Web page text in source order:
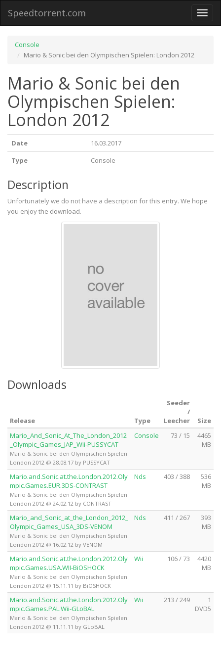
Toggle
Speedtorrent.com
Console
Mario & Sonic bei den Olympischen Spielen: London 2012
Mario & Sonic bei den
Olympischen Spielen:
London 2012
Date
16.03.2017
Type
Console
Description
Unfortunately we do not have a description for this entry. We hope
you enjoy the download.
Downloads
Release Type
Seeder
/
Leecher
Size
Mario_And_Sonic_At_The_London_2012
_Olympic_Games_JAP_Wii-PUSSYCAT
Mario & Sonic bei den Olympischen Spielen:
London 2012 @ 28.08.17 by PUSSYCAT
Console 73 / 15
4465
MB
Mario.and.Sonic.at.the.London.2012.Oly
mpic.Games.EUR.3DS-CONTRAST
Mario & Sonic bei den Olympischen Spielen:
London 2012 @ 24.02.12 by CONTRAST
Nds 403 / 388
536
MB
Mario_and_Sonic_at_the_London_2012_
Olympic_Games_USA_3DS-VENOM
Mario & Sonic bei den Olympischen Spielen:
London 2012 @ 16.02.12 by VENOM
Nds 411 / 267
393
MB
Mario.and.Sonic.at.the.London.2012.Oly
mpic.Games.USA.WII-BiOSHOCK
Mario & Sonic bei den Olympischen Spielen:
London 2012 @ 15.11.11 by BiOSHOCK
Wii 106 / 73
4420
MB
Mario.and.Sonic.at.the.London.2012.Oly
mpic.Games.PAL.Wii-GLoBAL
Mario & Sonic bei den Olympischen Spielen:
London 2012 @ 11.11.11 by GLoBAL
Wii 213 / 249
1
DVD5